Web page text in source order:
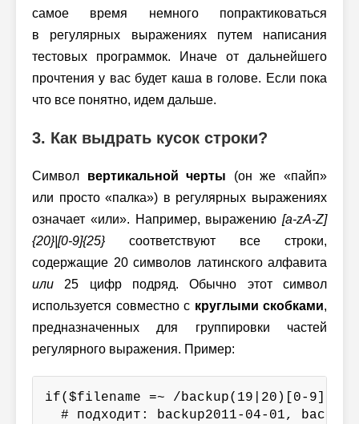
самое время немного попрактиковаться
в регулярных выражениях путем написания
тестовых программок. Иначе от дальнейшего
прочтения у вас будет каша в голове. Если пока
что все понятно, идем дальше.
3. Как выдрать кусок строки?
Символ вертикальной черты (он же «пайп»
или просто «палка») в регулярных выражениях
означает «или». Например, выражению [a-zA-Z]
{20}|[0-9]{25} соответствуют все строки,
содержащие 20 символов латинского алфавита
или 25 цифр подряд. Обычно этот символ
используется совместно с круглыми скобками,
предназначенных для группировки частей
регулярного выражения. Пример:
if($filename =~ /backup(19|20)[0-
# подходит: backup2011-04-01,